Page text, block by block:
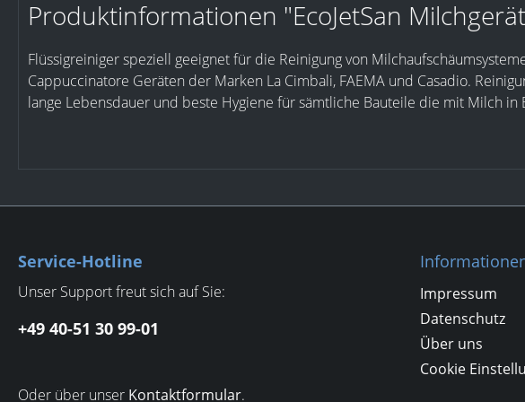
Produktinformationen "EcoJetSan
Flüssigreiniger speziell geeignet für die Reinigung von
Cappuccinatore Geräten der Marken La Cimbali, FAEMA und Casadio.
lange Lebensdauer und beste Hygiene für sämtliche Bauteile die mit Milch in
Service-Hotline
Unser Support freut sich auf Sie:
+49 40-51 30 99-01
Oder über unser Kontaktformular.
Impressum
Datenschutz
Über uns
Cookie